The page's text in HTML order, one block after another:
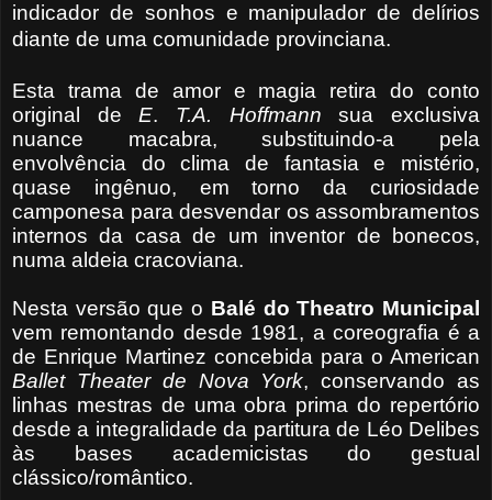
indicador de sonhos e manipulador de delírios
diante de uma comunidade provinciana.
Esta trama de amor e magia retira do conto
original deE. T.A. Hoffmann sua exclusiva
nuance macabra, substituindo-a pela
envolvência do clima de fantasia e mistério,
quase ingênuo, em torno da curiosidade
camponesa para desvendar os assombramentos
internos da casa de um inventor de bonecos,
numa aldeia cracoviana.
Nesta versão que o Balé do Theatro Municipal
vem remontando desde 1981, a coreografia é a
de Enrique Martinez concebida para o American
Ballet Theater de Nova York, conservando as
linhas mestras de uma obra prima do repertório
desde a integralidade da partitura de Léo Delibes
às bases academicistas do gestual
clássico/romântico.